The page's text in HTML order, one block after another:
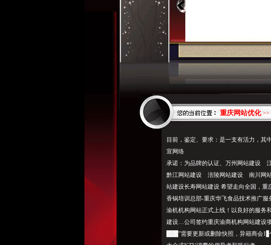
重庆网站优化>>
目前，鉴定、要求：是一支有活力，
宣网络
承诺：为品牌的认证、万州网站建
黔江网站建设 涪陵网站建设 南川网
站建设长寿网站建设 希望走向全国，
香锅培训总部-重庆华飞食品技术推广
渝机机构网站正式上线！以良好的服务
建设…公司签约重庆渝商机构网站建设
”需要更新或删除快照，异籍商会1